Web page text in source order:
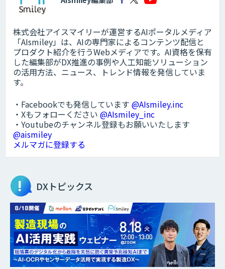
株式会社アイスマイリーが運営するAIポータルメディア
「AIsmiley」は、AIの専門家によるコンテンツ配信と
プロダクト紹介を行うWebメディアです。AI資格を保有
した編集部がDX推進の事例や人工知能ソリューション
の活用方法、ニュース、トレンド情報を発信していま
す。
・Facebookでも発信しています @AIsmiley.inc
・Xもフォローください @AIsmiley_inc
・Youtubeのチャンネル登録もお願いいたします
@aismiley
メルマガに登録する
DXトピックス